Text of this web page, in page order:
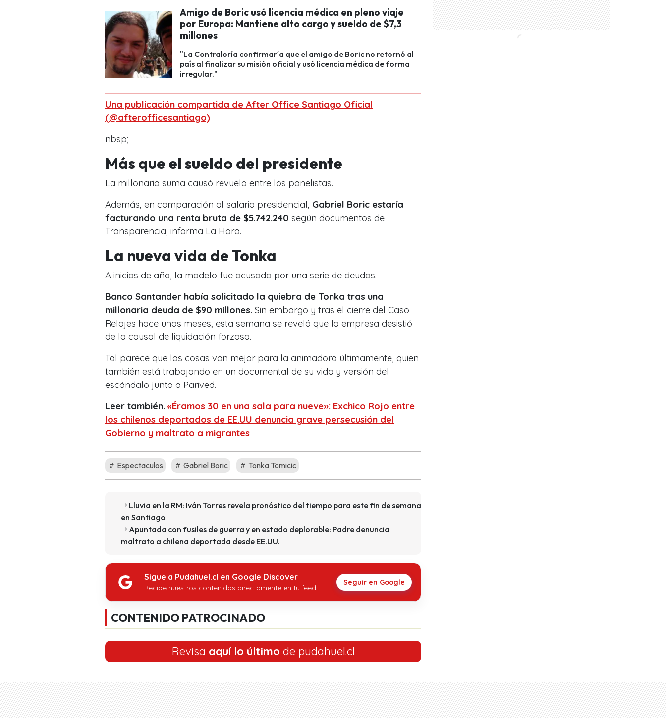
Amigo de Boric usó licencia médica en pleno viaje
por Europa: Mantiene alto cargo y sueldo de $7,3
millones
"La Contraloría confirmaría que el amigo de Boric no retornó al
país al finalizar su misión oficial y usó licencia médica de forma
irregular."
Una publicación compartida de After Office Santiago Oficial
(@afterofficesantiago)
nbsp;
Más que el sueldo del presidente
La millonaria suma causó revuelo entre los panelistas.
Además, en comparación al salario presidencial, Gabriel Boric estaría
facturando una renta bruta de $5.742.240 según documentos de
Transparencia, informa La Hora.
La nueva vida de Tonka
A inicios de año, la modelo fue acusada por una serie de deudas.
Banco Santander había solicitado la quiebra de Tonka tras una
millonaria deuda de $90 millones. Sin embargo y tras el cierre del Caso
Relojes hace unos meses, esta semana se reveló que la empresa desistió
de la causal de liquidación forzosa.
Tal parece que las cosas van mejor para la animadora últimamente, quien
también está trabajando en un documental de su vida y versión del
escándalo junto a Parived.
Leer también. «Éramos 30 en una sala para nueve»: Exchico Rojo entre
los chilenos deportados de EE.UU denuncia grave persecusión del
Gobierno y maltrato a migrantes
Espectaculos Gabriel Boric Tonka Tomicic
Lluvia en la RM: Iván Torres revela pronóstico del tiempo para este fin de semana
en Santiago
Apuntada con fusiles de guerra y en estado deplorable: Padre denuncia
maltrato a chilena deportada desde EE.UU.
Sigue a Pudahuel.cl en Google Discover
Recibe nuestros contenidos directamente en tu feed.
Seguir en Google
CONTENIDO PATROCINADO
Revisa aquí lo último de pudahuel.cl